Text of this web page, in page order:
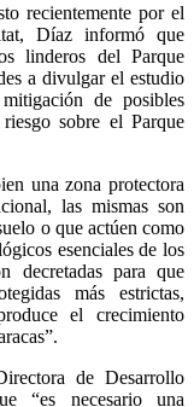
recientemente por el
Díaz informó que
linderos del Parque
a divulgar el estudio
de posibles
sobre el Parque
una zona protectora
las mismas son
o que actúen como
esenciales de los
decretadas para que
más estrictas,
el crecimiento
de Desarrollo
“es necesario una